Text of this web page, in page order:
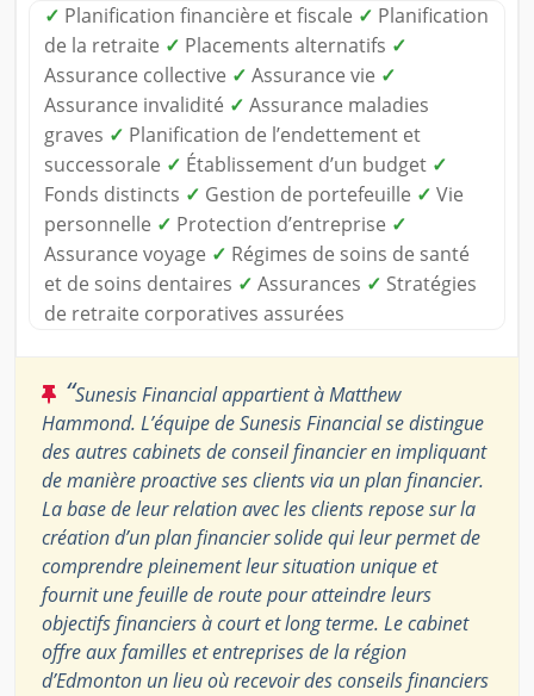
✓ Planification financière et fiscale ✓ Planification
de la retraite ✓ Placements alternatifs ✓
Assurance collective ✓ Assurance vie ✓
Assurance invalidité ✓ Assurance maladies
graves ✓ Planification de l’endettement et
successorale ✓ Établissement d’un budget ✓
Fonds distincts ✓ Gestion de portefeuille ✓ Vie
personnelle ✓ Protection d’entreprise ✓
Assurance voyage ✓ Régimes de soins de santé
et de soins dentaires ✓ Assurances ✓ Stratégies
de retraite corporatives assurées
“Sunesis Financial appartient à Matthew
Hammond. L’équipe de Sunesis Financial se distingue
des autres cabinets de conseil financier en impliquant
de manière proactive ses clients via un plan financier.
La base de leur relation avec les clients repose sur la
création d’un plan financier solide qui leur permet de
comprendre pleinement leur situation unique et
fournit une feuille de route pour atteindre leurs
objectifs financiers à court et long terme. Le cabinet
offre aux familles et entreprises de la région
d’Edmonton un lieu où recevoir des conseils financiers